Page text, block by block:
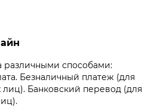
различными способами:
Безналичный платеж (для
Банковский перевод (для